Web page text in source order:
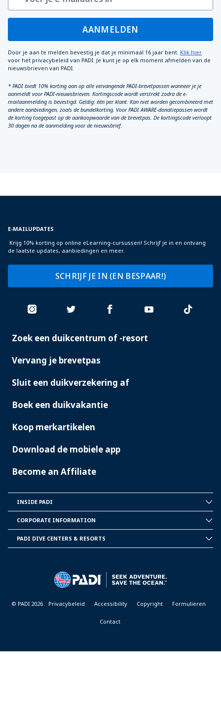
AANMELDEN
Door je aan te melden bevestig je dat je minimaal 16 jaar bent. Klik hier
voor het privacybeleid van PADI. Je kunt je op elk moment afmelden van de
nieuwsbrieven van PADI.
* PADI biedt 10% korting aan op alle vervangende PADI-brevetpassen wanneer je je
aanmeldt voor PADI-nieuwsbrieven. Kortingscode wordt verstrekt zodra de e-
mailaanmelding is bevestigd. Geldig: één per klant. Kan niet worden gecombineerd met
andere aanbiedingen, zoals de bundelkorting. Voor PADI AWARE-donatiepassen wordt
de korting toegepast op de aankoopwaarde van de brevetpas. De kortingscode verloopt
30 dagen na de aanmelding voor de nieuwsbrief.
E-MAILUPDATES
Krijg 10% korting op online eLearning-cursussen! Schrijf je in en ontvang
de laatste updates, aanbiedingen en meer.
SCHRIJF JE IN (EN BESPAAR!)
PADI
Zoek een duikcentrum of -resort
Vervang je brevetpas
Sluit een duikverzekering af
Boek een duikvakantie
Koop merkartikelen
Download de mobiele app
Become an Affiliate
PADI
INSIDE PADI
INFORMATION
CORPORATE INFORMATION
PADI DIVE CENTERS & RESORTS
© PADI 2026 Privacybeleid Accessibility Copyright Formulieren
Contact